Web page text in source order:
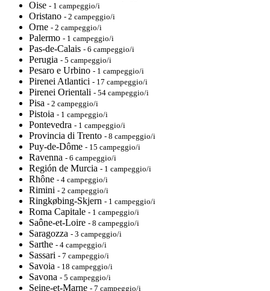
Oise - 1 campeggio/i
Oristano - 2 campeggio/i
Orne - 2 campeggio/i
Palermo - 1 campeggio/i
Pas-de-Calais - 6 campeggio/i
Perugia - 5 campeggio/i
Pesaro e Urbino - 1 campeggio/i
Pirenei Atlantici - 17 campeggio/i
Pirenei Orientali - 54 campeggio/i
Pisa - 2 campeggio/i
Pistoia - 1 campeggio/i
Pontevedra - 1 campeggio/i
Provincia di Trento - 8 campeggio/i
Puy-de-Dôme - 15 campeggio/i
Ravenna - 6 campeggio/i
Región de Murcia - 1 campeggio/i
Rhône - 4 campeggio/i
Rimini - 2 campeggio/i
Ringkøbing-Skjern - 1 campeggio/i
Roma Capitale - 1 campeggio/i
Saône-et-Loire - 8 campeggio/i
Saragozza - 3 campeggio/i
Sarthe - 4 campeggio/i
Sassari - 7 campeggio/i
Savoia - 18 campeggio/i
Savona - 5 campeggio/i
Seine-et-Marne - 7 campeggio/i